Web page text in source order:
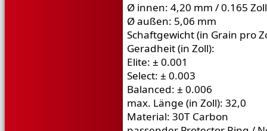
Ø innen: 4,20 mm / 0.165 Zoll
Ø außen: 5,06 mm
Schaftgewicht (in Grain pro
Geradheit (in Zoll):
Elite: ± 0.001
Select: ± 0.003
Balanced: ± 0.006
max. Länge (in Zoll): 32,0
Material: 30T Carbon